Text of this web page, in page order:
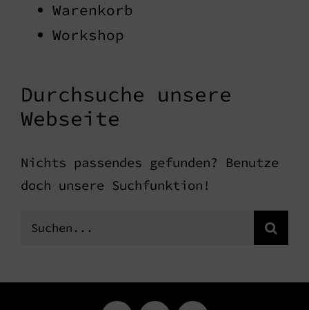
Warenkorb
Workshop
Durchsuche unsere
Webseite
Nichts passendes gefunden? Benutze
doch unsere Suchfunktion!
Suche